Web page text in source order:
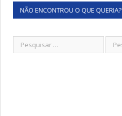
NÃO ENCONTROU O QUE QUERIA?